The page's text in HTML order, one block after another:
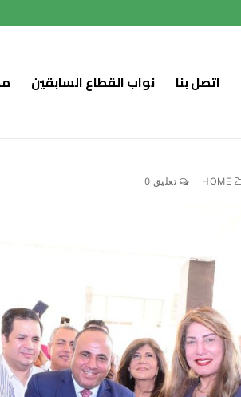
نواب القطاع السابقين اتصل بنا
تعليق 0